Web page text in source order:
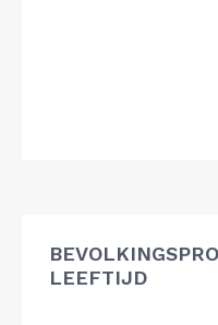
LEEFTIJD